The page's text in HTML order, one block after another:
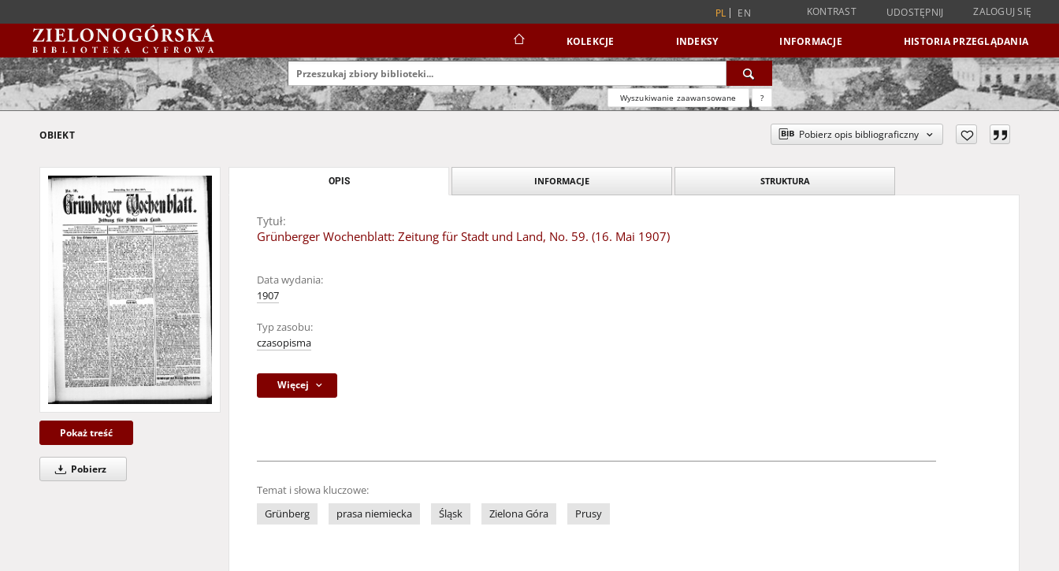
PL EN KONTRAST UDOSTĘPNIJ ZALOGUJ SIĘ
KOLEKCJE INDEKSY INFORMACJE HISTORIA PRZEGLĄDANIA
Wyszukiwanie zaawansowane ?
OBIEKT Pobierz opis bibliograficzny
Pokaż treść
Pobierz
OPIS INFORMACJE STRUKTURA
Tytuł:
Grünberger Wochenblatt: Zeitung für Stadt und Land, No. 59. (16. Mai 1907)
Data wydania:
1907
Typ zasobu:
czasopisma
Więcej
Temat i słowa kluczowe:
Grünberg
prasa niemiecka Śląsk Zielona Góra Prusy